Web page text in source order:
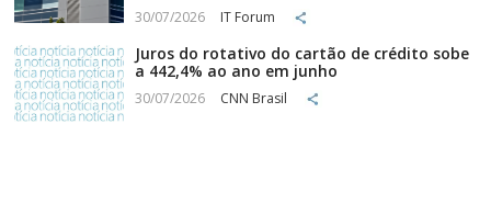
30/07/2026 IT Forum
Juros do rotativo do cartão de crédito sobe
a 442,4% ao ano em junho
30/07/2026 CNN Brasil